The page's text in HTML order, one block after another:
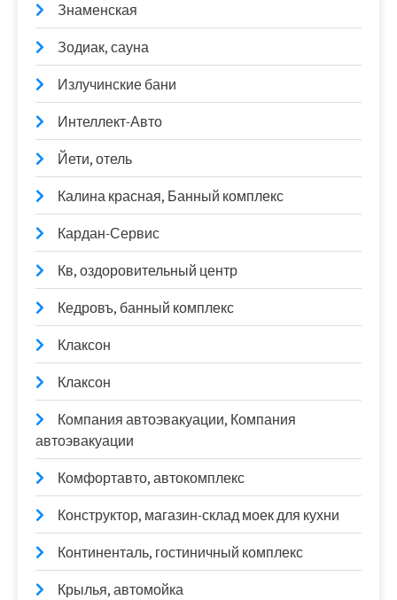
Знаменская
Зодиак, сауна
Излучинские бани
Интеллект-Авто
Йети, отель
Калина красная, Банный комплекс
Кардан-Сервис
Кв, оздоровительный центр
Кедровъ, банный комплекс
Клаксон
Клаксон
Компания автоэвакуации, Компания
автоэвакуации
Комфортавто, автокомплекс
Конструктор, магазин-склад моек для кухни
Континенталь, гостиничный комплекс
Крылья, автомойка